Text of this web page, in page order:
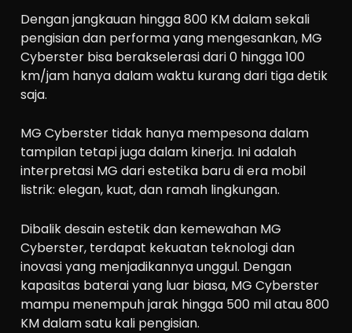
Dengan jangkauan hingga 800 KM dalam sekali
pengisian dan performa yang mengesankan, MG
Cyberster bisa berakselerasi dari 0 hingga 100
km/jam hanya dalam waktu kurang dari tiga detik
saja.
MG Cyberster tidak hanya mempesona dalam
tampilan tetapi juga dalam kinerja. Ini adalah
interpretasi MG dari estetika baru di era mobil
listrik: elegan, kuat, dan ramah lingkungan.
Dibalik desain estetik dan kemewahan MG
Cyberster, terdapat kekuatan teknologi dan
inovasi yang menjadikannya unggul. Dengan
kapasitas baterai yang luar biasa, MG Cyberster
mampu menempuh jarak hingga 500 mil atau 800
KM dalam satu kali pengisian.